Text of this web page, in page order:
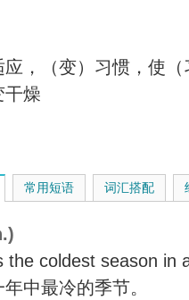
菜）时令
适当时机
时
某种活动的季节
上演期
应，（变）习惯，使
干燥
给...调味，加作料，根
）干燥以备用，对...进
练，使（变得）老练
），晾干，风干
化
使（变得）适用，变得
例：
the coldest season in
中最冷的季节。
常用短语 词汇搭配